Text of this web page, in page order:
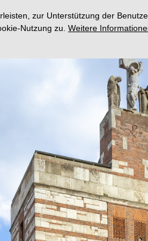
zur Unterstützung der
Nutzung zu. Weitere